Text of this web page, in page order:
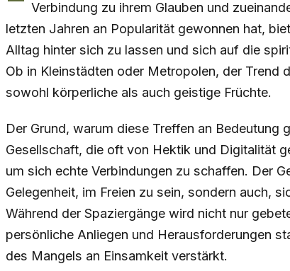
Verbindung zu ihrem Glauben und
letzten Jahren an Popularität gewonnen hat,
Alltag hinter sich zu lassen und sich auf die
Ob in Kleinstädten oder Metropolen, der Trend
sowohl körperliche als auch geistige Früchte.
Der Grund, warum diese Treffen an Bedeutung
Gesellschaft, die oft von Hektik und Digitalität
um sich echte Verbindungen zu schaffen. Der
Gelegenheit, im Freien zu sein, sondern auch,
Während der Spaziergänge wird nicht nur
persönliche Anliegen und Herausforderungen
des Mangels an Einsamkeit verstärkt.